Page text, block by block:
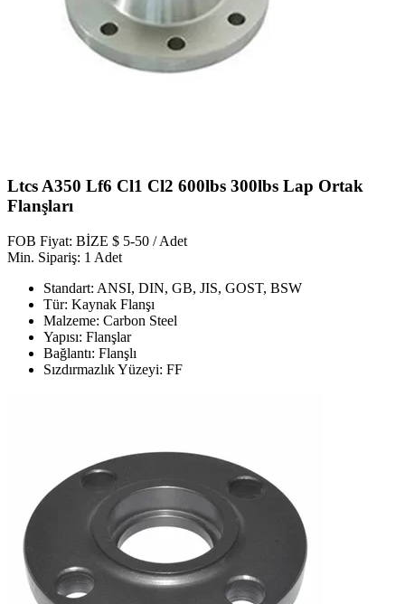
Ltcs A350 Lf6 Cl1 Cl2 600lbs 300lbs Lap Ortak
Flanşları
FOB Fiyat: BİZE $ 5-50 / Adet
Min. Sipariş: 1 Adet
Standart: ANSI, DIN, GB, JIS, GOST, BSW
Tür: Kaynak Flanşı
Malzeme: Carbon Steel
Yapısı: Flanşlar
Bağlantı: Flanşlı
Sızdırmazlık Yüzeyi: FF